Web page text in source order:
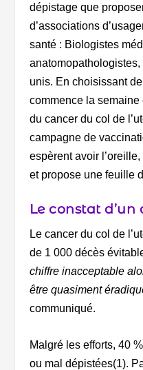
dépistage que
d’associations
santé : Biologistes
unis. En choisissant
commence la
du cancer du col de
campagne de
espèrent avoir
et propose une feuille
Le constat
Le cancer du col de
de 1 000 décès
chiffre inacceptable
être quasiment
communiqué.
Malgré les efforts, 40
ou mal dépistées(1).